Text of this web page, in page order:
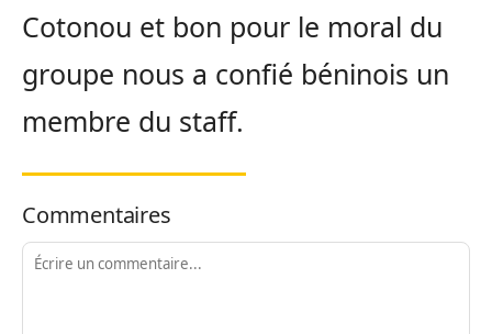
Cotonou et bon pour le moral du
groupe nous a confié béninois un
membre du staff.
Commentaires